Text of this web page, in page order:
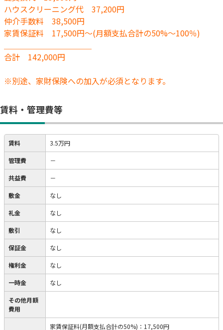
ハウスクリーニング代 37,200円
仲介手数料 38,500円
家賃保証料 17,500円～(月額支払合計の50%～100％)
合計 142,000円
※別途、家財保険への加入が必須となります。
賃料・管理費等
賃料 3.5万円
管理費 －
共益費 －
敷金 なし
礼金 なし
敷引 なし
保証金 なし
権利金 なし
一時金 なし
その他月額
費用
家賃保証料(月額支払合計の50%) ： 17,500円